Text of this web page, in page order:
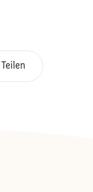
Teilen